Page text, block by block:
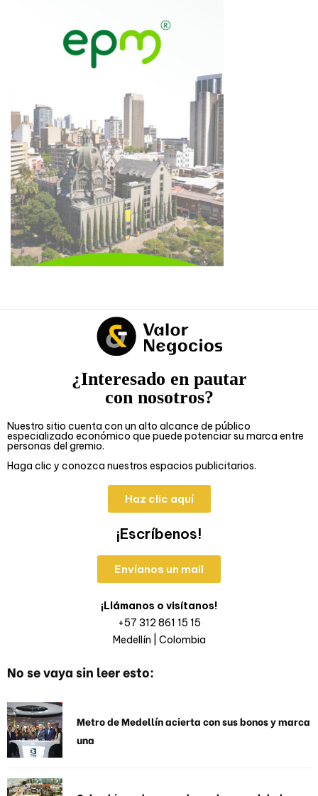
¿Interesado en pautar
con nosotros?
Nuestro sitio cuenta con un alto alcance de público
especializado económico que puede potenciar su marca entre
personas del gremio.
Haga clic y conozca nuestros espacios publicitarios.
Haz clic aquí
¡Escríbenos!
Envíanos un mail
¡Llámanos o visítanos!
+57 312 861 15 15
Medellín | Colombia
No se vaya sin leer esto:
Metro de Medellín acierta con sus bonos y marca
una